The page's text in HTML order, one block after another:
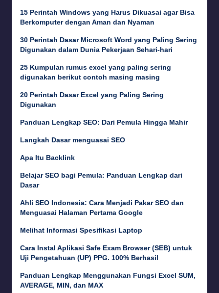
15 Perintah Windows yang Harus Dikuasai agar Bisa
Berkomputer dengan Aman dan Nyaman
30 Perintah Dasar Microsoft Word yang Paling Sering
Digunakan dalam Dunia Pekerjaan Sehari-hari
25 Kumpulan rumus excel yang paling sering
digunakan berikut contoh masing masing
20 Perintah Dasar Excel yang Paling Sering
Digunakan
Panduan Lengkap SEO: Dari Pemula Hingga Mahir
Langkah Dasar menguasai SEO
Apa Itu Backlink
Belajar SEO bagi Pemula: Panduan Lengkap dari
Dasar
Ahli SEO Indonesia: Cara Menjadi Pakar SEO dan
Menguasai Halaman Pertama Google
Melihat Informasi Spesifikasi Laptop
Cara Instal Aplikasi Safe Exam Browser (SEB) untuk
Uji Pengetahuan (UP) PPG. 100% Berhasil
Panduan Lengkap Menggunakan Fungsi Excel SUM,
AVERAGE, MIN, dan MAX